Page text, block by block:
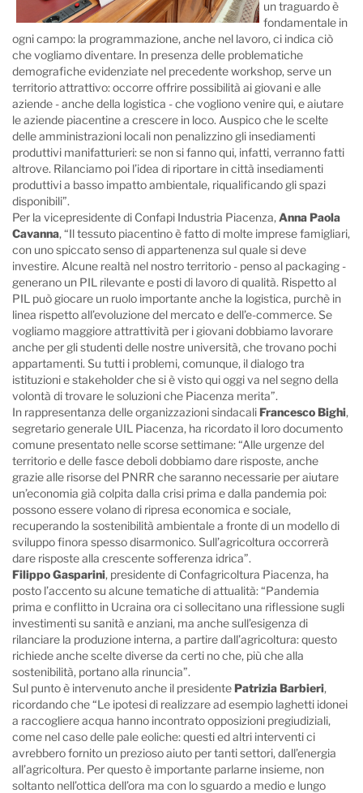
un traguardo è
fondamentale in
ogni campo: la programmazione, anche nel lavoro, ci indica ciò
che vogliamo diventare. In presenza delle problematiche
demografiche evidenziate nel precedente workshop, serve un
territorio attrattivo: occorre offrire possibilità ai giovani e alle
aziende - anche della logistica - che vogliono venire qui, e aiutare
le aziende piacentine a crescere in loco. Auspico che le scelte
delle amministrazioni locali non penalizzino gli insediamenti
produttivi manifatturieri: se non si fanno qui, infatti, verranno fatti
altrove. Rilanciamo poi l’idea di riportare in città insediamenti
produttivi a basso impatto ambientale, riqualificando gli spazi
disponibili”.
Per la vicepresidente di Confapi Industria Piacenza, Anna Paola
Cavanna, “Il tessuto piacentino è fatto di molte imprese famigliari,
con uno spiccato senso di appartenenza sul quale si deve
investire. Alcune realtà nel nostro territorio - penso al packaging -
generano un PIL rilevante e posti di lavoro di qualità. Rispetto al
PIL può giocare un ruolo importante anche la logistica, purchè in
linea rispetto all’evoluzione del mercato e dell’e-commerce. Se
vogliamo maggiore attrattività per i giovani dobbiamo lavorare
anche per gli studenti delle nostre università, che trovano pochi
appartamenti. Su tutti i problemi, comunque, il dialogo tra
istituzioni e stakeholder che si è visto qui oggi va nel segno della
volontà di trovare le soluzioni che Piacenza merita”.
In rappresentanza delle organizzazioni sindacaliFrancesco Bighi,
segretario generale UIL Piacenza, ha ricordato il loro documento
comune presentato nelle scorse settimane: “Alle urgenze del
territorio e delle fasce deboli dobbiamo dare risposte, anche
grazie alle risorse del PNRR che saranno necessarie per aiutare
un’economia già colpita dalla crisi prima e dalla pandemia poi:
possono essere volano di ripresa economica e sociale,
recuperando la sostenibilità ambientale a fronte di un modello di
sviluppo finora spesso disarmonico. Sull’agricoltura occorrerà
dare risposte alla crescente sofferenza idrica”.
Filippo Gasparini, presidente di Confagricoltura Piacenza, ha
posto l’accento su alcune tematiche di attualità: “Pandemia
prima e conflitto in Ucraina ora ci sollecitano una riflessione sugli
investimenti su sanità e anziani, ma anche sull’esigenza di
rilanciare la produzione interna, a partire dall’agricoltura: questo
richiede anche scelte diverse da certi no che, più che alla
sostenibilità, portano alla rinuncia”.
Sul punto è intervenuto anche il presidentePatrizia Barbieri,
ricordando che “Le ipotesi di realizzare ad esempio laghetti idonei
a raccogliere acqua hanno incontrato opposizioni pregiudiziali,
come nel caso delle pale eoliche: questi ed altri interventi ci
avrebbero fornito un prezioso aiuto per tanti settori, dall’energia
all’agricoltura. Per questo è importante parlarne insieme, non
soltanto nell’ottica dell’ora ma con lo sguardo a medio e lungo